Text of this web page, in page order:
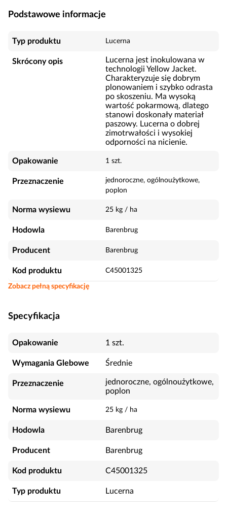
Podstawowe informacje
Typ produktu Lucerna
Skrócony opis
Lucerna jest inokulowana w
technologii Yellow Jacket.
Charakteryzuje się dobrym
plonowaniem i szybko odrasta
po skoszeniu. Ma wysoką
wartość pokarmową, dlatego
stanowi doskonały materiał
paszowy. Lucerna o dobrej
zimotrwałości i wysokiej
odporności na nicienie.
Opakowanie 1 szt.
Przeznaczenie
jednoroczne, ogólnoużytkowe,
poplon
Norma wysiewu 25 kg / ha
Hodowla Barenbrug
Producent Barenbrug
Kod produktu C45001325
Zobacz pełną specyfikację
Specyfikacja
Opakowanie 1 szt.
Wymagania Glebowe Średnie
Przeznaczenie
jednoroczne, ogólnoużytkowe,
poplon
Norma wysiewu 25 kg / ha
Hodowla Barenbrug
Producent Barenbrug
Kod produktu C45001325
Typ produktu Lucerna